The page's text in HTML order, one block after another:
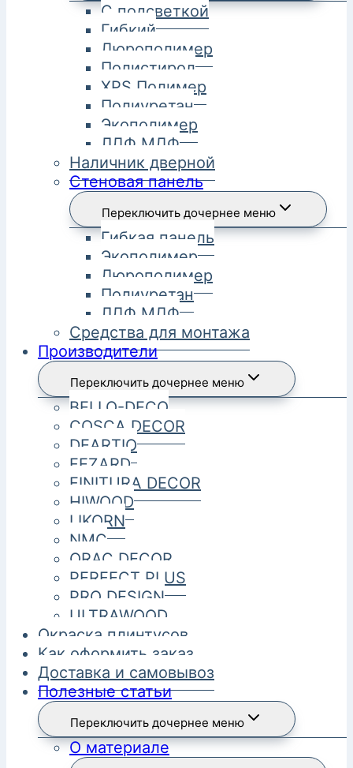
С подсветкой
Гибкий
Дюрополимер
Полистирол
XPS Полимер
Полиуретан
Экополимер
ЛДФ МДФ
Наличник дверной
Стеновая панель
Переключить дочернее меню
Гибкая панель
Экополимер
Дюрополимер
Полиуретан
ЛДФ МДФ
Средства для монтажа
Производители
Переключить дочернее меню
BELLO-DECO
COSCA DECOR
DEARTIO
FEZARD
FINITURA DECOR
HIWOOD
LIKORN
NMC
ORAC DECOR
PERFECT PLUS
PRO DESIGN
ULTRAWOOD
Окраска плинтусов
Как оформить заказ
Доставка и самовывоз
Полезные статьи
Переключить дочернее меню
О материале